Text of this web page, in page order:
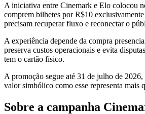
A iniciativa entre Cinemark e Elo colocou
comprem bilhetes por R$10
precisam recuperar fluxo e reconectar o
A experiência depende da compra
preserva custos operacionais e evita
tem o cartão físico.
A promoção segue até 31 de julho de
valor simbólico como esse representa mais
Sobre a campanha